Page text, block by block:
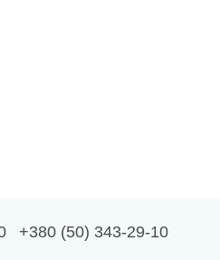
+380 (50) 343-29-10